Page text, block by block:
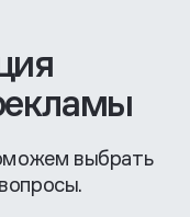
выбрать